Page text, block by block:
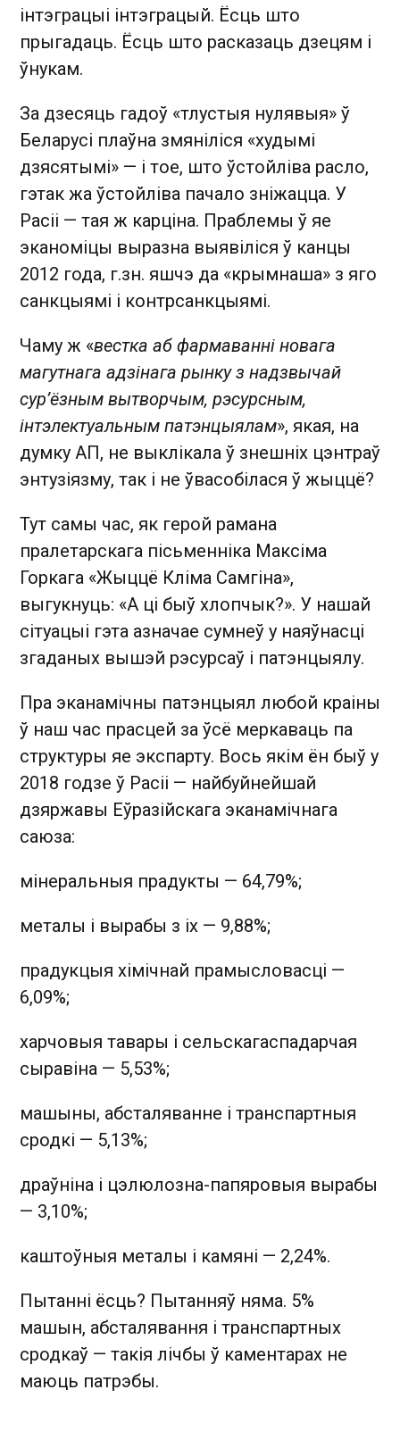
інтэграцыі інтэграцый. Ёсць што
прыгадаць. Ёсць што расказаць дзецям і
ўнукам.
За дзесяць гадоў «тлустыя нулявыя» ў
Беларусі плаўна змяніліся «худымі
дзясятымі» — і тое, што ўстойліва расло,
гэтак жа ўстойліва пачало зніжацца. У
Расіі — тая ж карціна. Праблемы ў яе
эканоміцы выразна выявіліся ў канцы
2012 года, г.зн. яшчэ да «крымнаша» з яго
санкцыямі і контрсанкцыямі.
Чаму ж «вестка аб фармаванні новага
магутнага адзінага рынку з надзвычай
сур’ёзным вытворчым, рэсурсным,
інтэлектуальным патэнцыялам», якая, на
думку АП, не выклікала ў знешніх цэнтраў
энтузіязму, так і не ўвасобілася ў жыццё?
Тут самы час, як герой рамана
пралетарскага пісьменніка Максіма
Горкага «Жыццё Кліма Самгіна»,
выгукнуць: «А ці быў хлопчык?». У нашай
сітуацыі гэта азначае сумнеў у наяўнасці
згаданых вышэй рэсурсаў і патэнцыялу.
Пра эканамічны патэнцыял любой краіны
ў наш час прасцей за ўсё меркаваць па
структуры яе экспарту. Вось якім ён быў у
2018 годзе ў Расіі — найбуйнейшай
дзяржавы Еўразійскага эканамічнага
саюза:
мінеральныя прадукты — 64,79%;
металы і вырабы з іх — 9,88%;
прадукцыя хімічнай прамысловасці —
6,09%;
харчовыя тавары і сельскагаспадарчая
сыравіна — 5,53%;
машыны, абсталяванне і транспартныя
сродкі — 5,13%;
драўніна і цэлюлозна-папяровыя вырабы
— 3,10%;
каштоўныя металы і камяні — 2,24%.
Пытанні ёсць? Пытанняў няма. 5%
машын, абсталявання і транспартных
сродкаў — такія лічбы ў каментарах не
маюць патрэбы.